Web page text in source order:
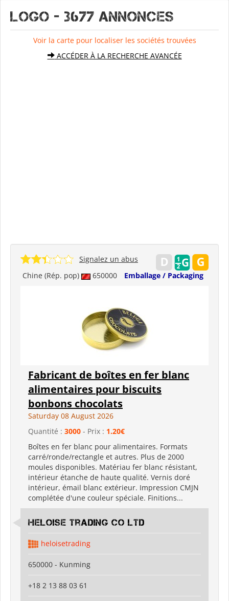
LOGO - 3677 Annonces
Voir la carte pour localiser les sociétés trouvées
ACCÉDER À LA RECHERCHE AVANCÉE
Chine (Rép. pop) 650000 Emballage / Packaging
Signalez un abus
Fabricant de boîtes en fer blanc
alimentaires pour biscuits
bonbons chocolats
Saturday 08 August 2026
Quantité : 3000 - Prix : 1.20€
Boîtes en fer blanc pour alimentaires. Formats
carré/ronde/rectangle et autres. Plus de 2000
moules disponibles. Matériau fer blanc résistant,
intérieur étanche de haute qualité. Vernis doré
intérieur, émail blanc extérieur. Impression CMJN
complétée d'une couleur spéciale. Finitions...
Heloise Trading Co Ltd
heloisetrading
650000 - Kunming
+18 2 13 88 03 61